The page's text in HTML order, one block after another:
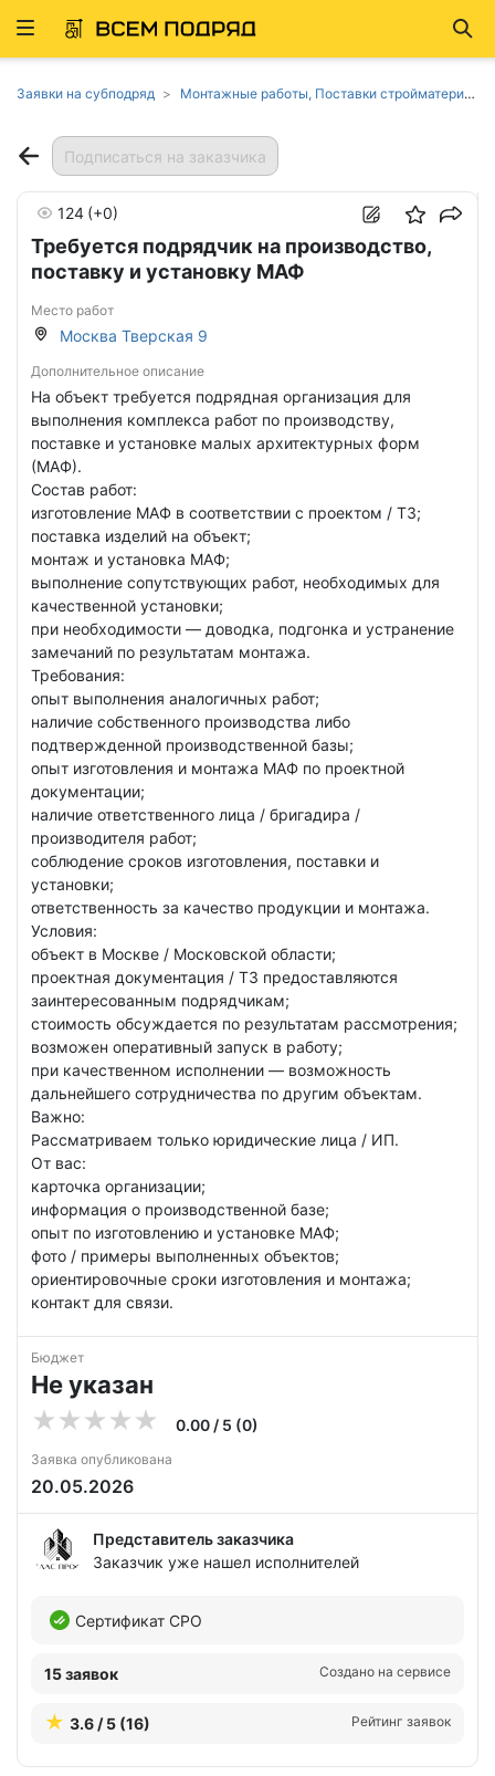
Развернуть
Заявки на субподряд Монтажные работы, Поставки стройматериалов в Москве
Подписаться на заказчика
Требуется подрядчик на производство,
поставку и установку МАФ
124 (+0)
Место работ
Москва Тверская 9
Дополнительное описание
На объект требуется подрядная организация для
выполнения комплекса работ по производству,
поставке и установке малых архитектурных форм
(МАФ).
Состав работ:
изготовление МАФ в соответствии с проектом / ТЗ;
поставка изделий на объект;
монтаж и установка МАФ;
выполнение сопутствующих работ, необходимых для
качественной установки;
при необходимости — доводка, подгонка и устранение
замечаний по результатам монтажа.
Требования:
опыт выполнения аналогичных работ;
наличие собственного производства либо
подтвержденной производственной базы;
опыт изготовления и монтажа МАФ по проектной
документации;
наличие ответственного лица / бригадира /
производителя работ;
соблюдение сроков изготовления, поставки и
установки;
ответственность за качество продукции и монтажа.
Условия:
объект в Москве / Московской области;
проектная документация / ТЗ предоставляются
заинтересованным подрядчикам;
стоимость обсуждается по результатам рассмотрения;
возможен оперативный запуск в работу;
при качественном исполнении — возможность
дальнейшего сотрудничества по другим объектам.
Важно:
Рассматриваем только юридические лица / ИП.
От вас:
карточка организации;
информация о производственной базе;
опыт по изготовлению и установке МАФ;
фото / примеры выполненных объектов;
ориентировочные сроки изготовления и монтажа;
контакт для связи.
Бюджет
Не указан
0.00 / 5 (0)
Заявка опубликована
20.05.2026
Представитель заказчика
Заказчик уже нашел исполнителей
Сертификат СРО
15 заявок Создано на сервисе
3.6 / 5 (16) Рейтинг заявок